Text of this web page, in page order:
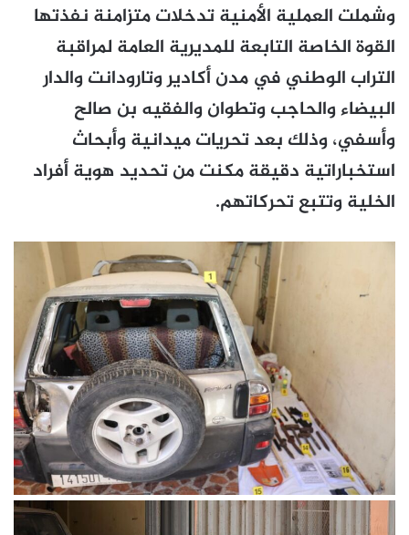
وشملت العملية الأمنية تدخلات متزامنة نفذتها
القوة الخاصة التابعة للمديرية العامة لمراقبة
التراب الوطني في مدن أكادير وتارودانت والدار
البيضاء والحاجب وتطوان والفقيه بن صالح
وأسفي، وذلك بعد تحريات ميدانية وأبحاث
استخباراتية دقيقة مكنت من تحديد هوية أفراد
الخلية وتتبع تحركاتهم.